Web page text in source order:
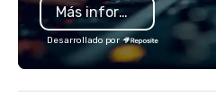
Más información
Desarrollado por